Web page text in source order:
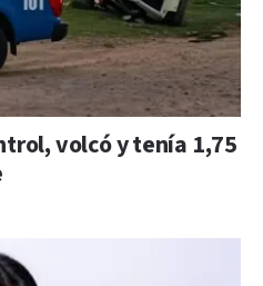
volcó y tenía 1,75